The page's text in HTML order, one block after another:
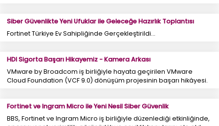
Siber Güvenlikte Yeni Ufuklar ile Geleceğe Hazırlık Toplantısı
Fortinet Türkiye Ev Sahipliğinde Gerçekleştirildi...
HDI Sigorta Başarı Hikayemiz - Kamera Arkası
VMware by Broadcom iş birliğiyle hayata geçirilen VMware
Cloud Foundation (VCF 9.0) dönüşüm projesinin başarı hikâyesi.
Fortinet ve Ingram Micro ile Yeni Nesil Siber Güvenlik
BBS, Fortinet ve Ingram Micro iş birliğiyle düzenlediği etkinliğinde,